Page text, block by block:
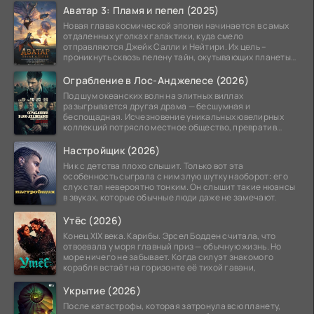
Аватар 3: Пламя и пепел (2025)
Новая глава космической эпопеи начинается в самых
отдаленных уголках галактики, куда смело
отправляются Джейк Салли и Нейтири. Их цель –
проникнуть сквозь пелену тайн, окутывающих планеты
Ограбление в Лос-Анджелесе (2026)
Под шум океанских волн на элитных виллах
разыгрывается другая драма — бесшумная и
беспощадная. Исчезновение уникальных ювелирных
коллекций потрясло местное общество, превратив
Настройщик (2026)
Ник с детства плохо слышит. Только вот эта
особенность сыграла с ним злую шутку наоборот: его
слух стал невероятно тонким. Он слышит такие нюансы
в звуках, которые обычные люди даже не замечают.
Утёс (2026)
Конец XIX века. Карибы. Эрсел Бодден считала, что
отвоевала у моря главный приз — обычную жизнь. Но
море ничего не забывает. Когда силуэт знакомого
корабля встаёт на горизонте её тихой гавани,
Укрытие (2026)
После катастрофы, которая затронула всю планету,